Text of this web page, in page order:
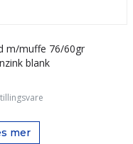
muffe 76/60gr
blank
mer